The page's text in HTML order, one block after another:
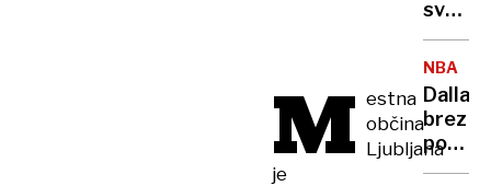
M estna
občina
Ljubljana
je
svari
pred
NBA
Dallas
brez